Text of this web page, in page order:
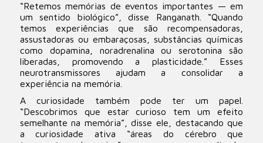
“Retemos memórias de eventos importantes — em
um sentido biológico”, disse Ranganath. “Quando
temos experiências que são recompensadoras,
assustadoras ou embaraçosas, substâncias químicas
como dopamina, noradrenalina ou serotonina são
liberadas, promovendo a plasticidade.” Esses
neurotransmissores ajudam a consolidar a
experiência na memória.
A curiosidade também pode ter um papel.
“Descobrimos que estar curioso tem um efeito
semelhante na memória”, disse ele, destacando que
a curiosidade ativa “áreas do cérebro que